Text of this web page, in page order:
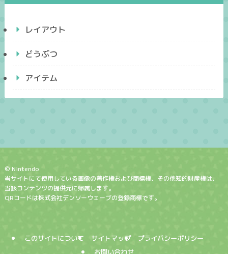
レイアウト
どうぶつ
アイテム
© Nintendo
当サイトにて使用している画像の著作権および商標権、その他知的財産権は、
当該コンテンツの提供元に帰属します。
QRコードは株式会社デンソーウェーブの登録商標です。
このサイトについて サイトマップ
プライバシーポリシー